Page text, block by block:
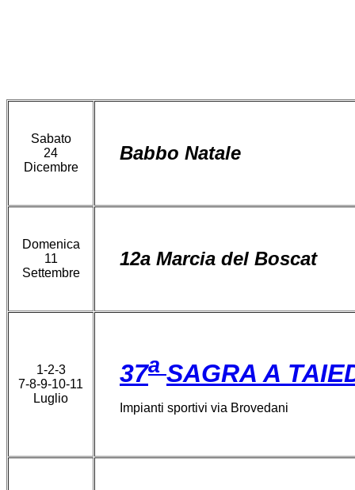
Sabato
24
Dicembre
Babbo Natale
Domenica
11
Settembre
12a Marcia del Boscat
1-2-3
7-8-9-10-11
Luglio
37a SAGRA A
Impianti sportivi via Brovedani